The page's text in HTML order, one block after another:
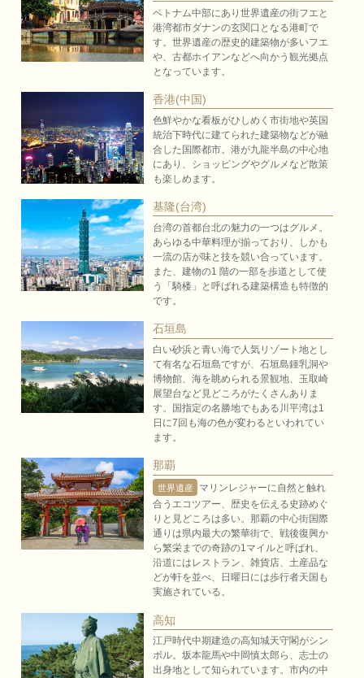
ベトナム中部にあり世界遺産の街フエと
港湾都市ダナンの玄関口となる港町で
す。世界遺産の歴史的建築物が多いフエ
や、古都ホイアンなどへ向かう観光拠点
となっています。
香港(中国)
色鮮やかな看板がひしめく市街地や英国
統治下時代に建てられた建築物などが融
合した国際都市。港が九龍半島の中心地
にあり、ショッピングやグルメなど散策
も楽しめます。
基隆(台湾)
台湾の首都台北の魅力の一つはグルメ。
あらゆる中華料理が揃っており、しかも
一流の店が味と技を競い合っています。
また、建物の1 階の一部を歩道として使
う「騎楼」と呼ばれる建築構造も特徴的
です。
石垣島
白い砂浜と青い海で人気リゾート地とし
て有名な石垣島ですが、石垣島鍾乳洞や
博物館、海を眺められる景観地、玉取崎
展望台など見どころがたくさんありま
す。国指定の名勝地でもある川平湾は1
日に7回も海の色が変わるといわれてい
ます。
那覇
世界遺産
マリンレジャーに自然と触れ
合うエコツアー、歴史を伝える史跡めぐ
りと見どころは多い。那覇の中心街国際
通りは県内最大の繁華街で、戦後復興か
ら繁栄までの奇跡の1マイルと呼ばれ、
沿道にはレストラン、雑貨店、土産品な
どが軒を並べ、日曜日には歩行者天国も
実施されている。
高知
江戸時代中期建造の高知城天守閣がシン
ボル。坂本龍馬や中岡慎太郎ら、志士の
出身地として知られています。市内の中